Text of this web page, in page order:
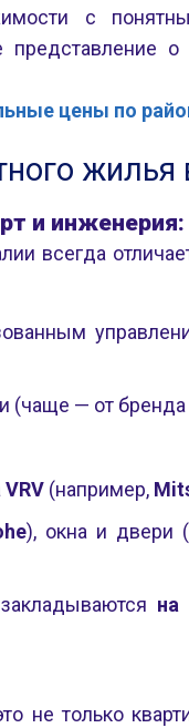
с
цены по
жилья
и инженерия:
всегда
(чаще — от бренда
VRV (например,
), окна и двери (
на
не только